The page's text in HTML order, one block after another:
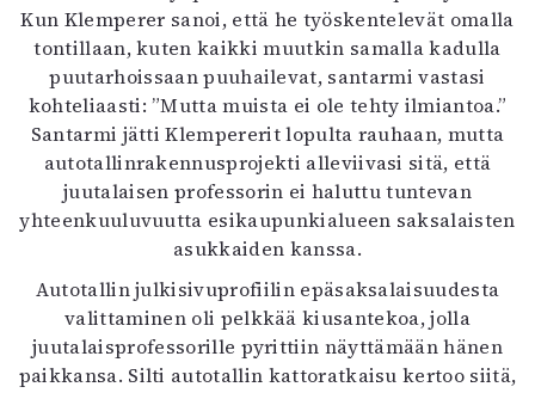
Kun Klemperer sanoi, että he työskentelevät omalla
tontillaan, kuten kaikki muutkin samalla kadulla
puutarhoissaan puuhailevat, santarmi vastasi
kohteliaasti: ”Mutta muista ei ole tehty ilmiantoa.”
Santarmi jätti Klempererit lopulta rauhaan, mutta
autotallinrakennusprojekti alleviivasi sitä, että
juutalaisen professorin ei haluttu tuntevan
yhteenkuuluvuutta esikaupunkialueen saksalaisten
asukkaiden kanssa.
Autotallin julkisivuprofiilin epäsaksalaisuudesta
valittaminen oli pelkkää kiusantekoa, jolla
juutalaisprofessorille pyrittiin näyttämään hänen
paikkansa. Silti autotallin kattoratkaisu kertoo siitä,